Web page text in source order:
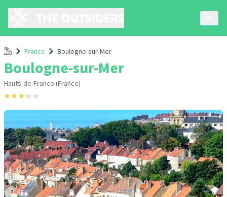
Accueil
France Boulogne-sur-Mer
Boulogne-sur-Mer
Hauts-de-France (France)
★★★ ★ ★